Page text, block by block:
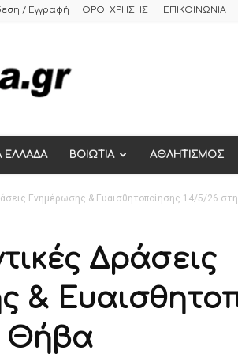
/ Εγγραφή ΟΡΟΙ ΧΡΗΣΗΣ ΕΠΙΚΟΙΝΩΝΙΑ
ΕΛΛΑΔΑ ΒΟΙΩΤΙΑ ΑΘΛΗΤΙΣΜΟΣ
Ενημέρωσης & Ευαισθητοποίησης 14/5/26
Δράσεις
&
Θήβα